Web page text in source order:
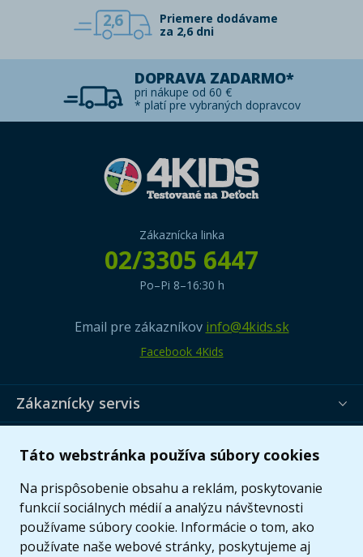
Táto webstránka používa súbory cookies
Na prispôsobenie obsahu a reklám, poskytovanie
funkcií sociálnych médií a analýzu návštevnosti
používame súbory cookie. Informácie o tom, ako
používate naše webové stránky, poskytujeme aj
2,6
Priemere dodávame
za 2,6 dni
DOPRAVA ZADARMO*
pri nákupe od 60 €
* platí pre vybraných dopravcov
Zákaznícka linka
02/3305 6447
Po–Pi 8–16:30 h
Email pre zákazníkov info@4kids.sk
Facebook 4Kids
Zákaznícky servis